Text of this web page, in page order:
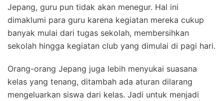
Jepang, guru pun tidak akan menegur. Hal ini
dimaklumi para guru karena kegiatan mereka cukup
banyak mulai dari tugas sekolah, membersihkan
sekolah hingga kegiatan club yang dimulai di pagi hari.
Orang-orang Jepang juga lebih menyukai suasana
kelas yang tenang, ditambah ada aturan dilarang
mengeluarkan siswa dari kelas. Jadi untuk menjadi